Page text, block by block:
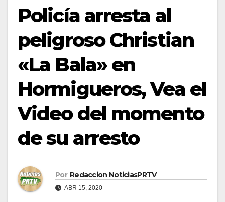
Policía arresta al
peligroso Christian
«La Bala» en
Hormigueros, Vea el
Video del momento
de su arresto
Por Redaccion NoticiasPRTV
ABR 15, 2020